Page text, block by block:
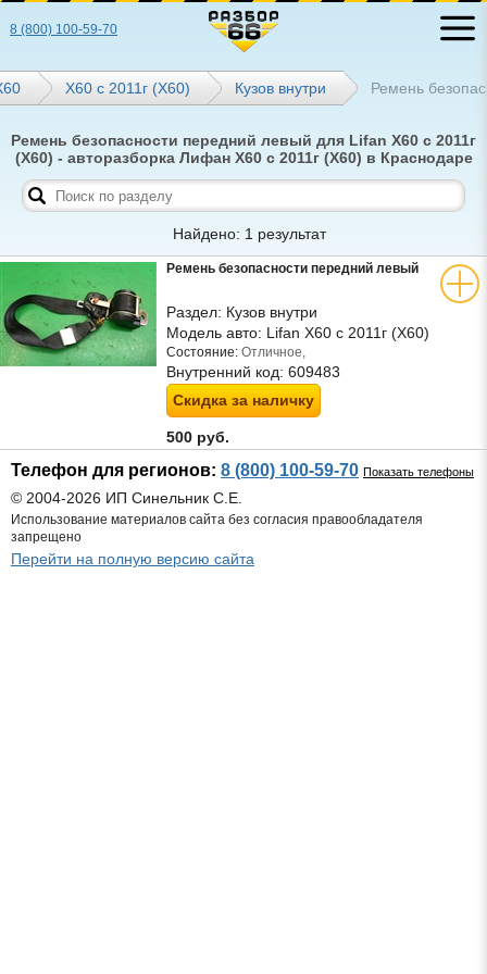
8 (800) 100-59-70
X60 с 2011г (Х60) Кузов внутри Ремень
Ремень безопасности передний левый для Lifan X60 с 2011г
(Х60) - авторазборка Лифан X60 с 2011г (Х60) в Краснодаре
Найдено: 1 результат
Ремень безопасности передний левый
Раздел: Кузов внутри
Модель авто: Lifan X60 с 2011г (Х60)
Состояние: Отличное,
Внутренний код: 609483
Скидка за наличку
500 руб.
Телефон для регионов: 8 (800) 100-59-70 Показать телефоны
© 2004-2026 ИП Синельник С.Е.
Использование материалов сайта без согласия правообладателя
запрещено
Перейти на полную версию сайта